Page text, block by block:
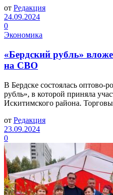
от Редакция
24.09.2024
0
Экономика
«Бердский рубль»
на СВО
В Бердске состоялась оптово-
рубль», в которой приняла
Искитимского района.
от Редакция
23.09.2024
0